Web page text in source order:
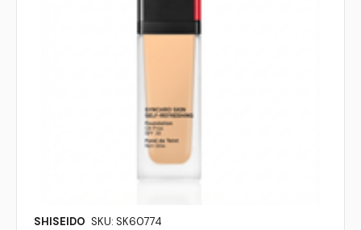
SHISEIDO SKU: SK60774